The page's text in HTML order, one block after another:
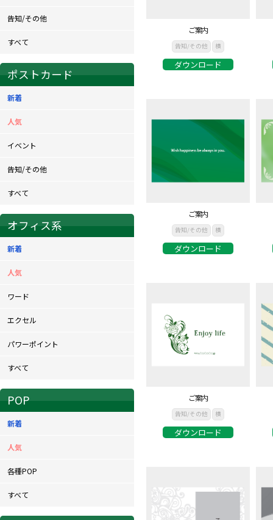
ご案内
告知/その他 横
ダウンロード
ご案内
告知/その他 横
ダウンロード
ご案内
告知/その他 横
ダウンロード
告知/その他
すべて
ポストカード
新着
人気
イベント
告知/その他
すべて
オフィス系
新着
人気
ワード
エクセル
パワーポイント
すべて
POP
新着
人気
各種POP
すべて